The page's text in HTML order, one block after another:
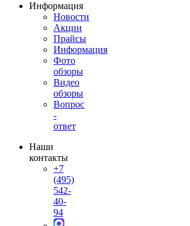
Информация
Новости
Акции
Прайсы
Информация
Фото
обзоры
Видео
обзоры
Вопрос
-
ответ
Наши
контакты
+7
(495)
542-
40-
94